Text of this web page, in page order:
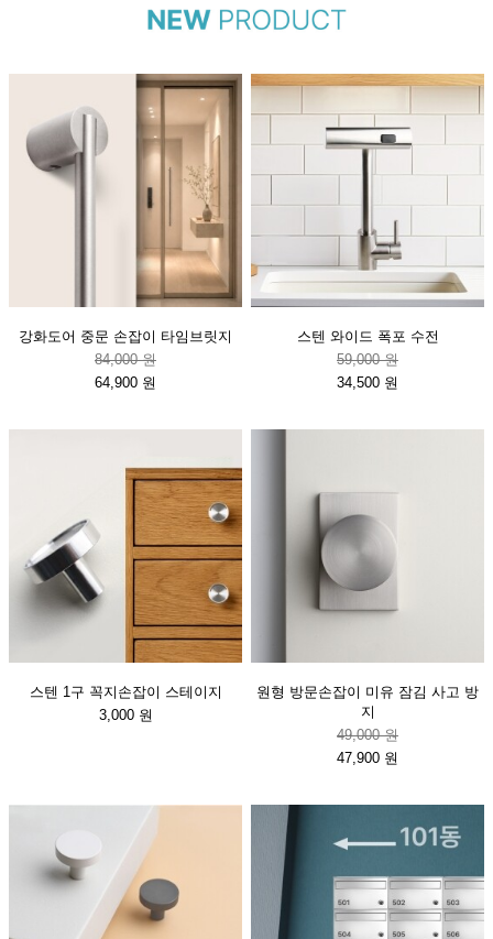
강화도어 중문 손잡이 타임브릿지
84,000 원
64,900 원
스텐 와이드 폭포 수전
59,000 원
34,500 원
스텐 1구 꼭지손잡이 스테이지
3,000 원
원형 방문손잡이 미유 잠김 사고 방
지
49,000 원
47,900 원